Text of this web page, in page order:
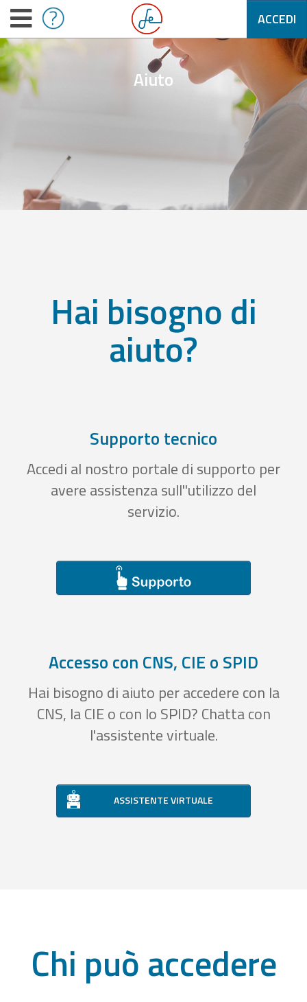
ACCEDI
Aiuto
Hai bisogno di
aiuto?
Supporto tecnico
Accedi al nostro portale di supporto per
avere assistenza sull''utilizzo del
servizio.
Accesso con CNS, CIE o SPID
Hai bisogno di aiuto per accedere con la
CNS, la CIE o con lo SPID? Chatta con
l'assistente virtuale.
ASSISTENTE VIRTUALE
Chi può accedere